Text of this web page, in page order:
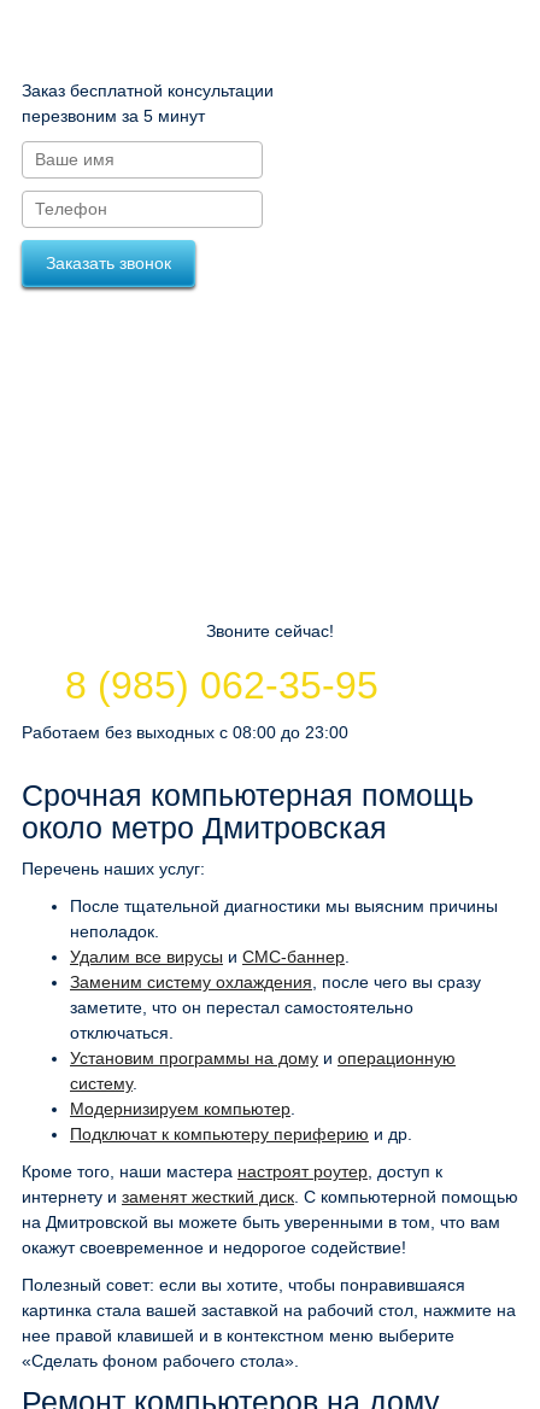
Заказ бесплатной консультации
перезвоним за 5 минут
Заказать звонок
Звоните сейчас!
8 (985) 062-35-95
Работаем без выходных с 08:00 до 23:00
Срочная компьютерная помощь
около метро Дмитровская
Перечень наших услуг:
После тщательной диагностики мы выясним причины
неполадок.
Удалим все вирусы и СМС-баннер
Заменим систему охлаждения , после чего вы сразу
заметите, что он перестал самостоятельно
отключаться.
Установим программы на дому и операционную
систему.
Модернизируем компьютер
Подключат к компьютеру периферию и др.
Кроме того, наши мастера настроят роутер , доступ к
интернету и заменят жесткий диск . С компьютерной помощью
на Дмитровской вы можете быть уверенными в том, что вам
окажут своевременное и недорогое содействие!
Полезный совет: если вы хотите, чтобы понравившаяся
картинка стала вашей заставкой на рабочий стол, нажмите на
нее правой клавишей и в контекстном меню выберите
«Сделать фоном рабочего стола».
Ремонт компьютеров на дому